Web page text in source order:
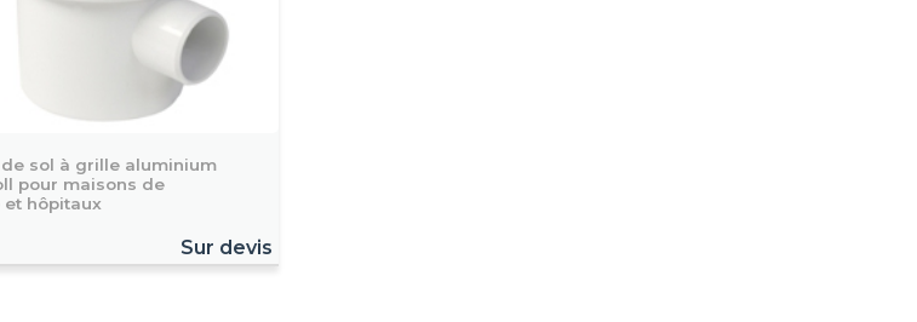
de sol à grille aluminium
pour maisons de
et hôpitaux
Sur devis